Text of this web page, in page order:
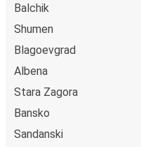
Balchik
Shumen
Blagoevgrad
Albena
Stara Zagora
Bansko
Sandanski